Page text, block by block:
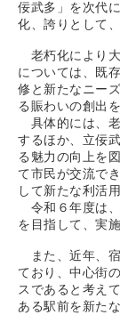
佞武多」を次代
化、誇りとして
老朽化により
については、既
修と新たなニー
る賑わいの創出
具体的には、
するほか、立佞
る魅力の向上を
て市民が交流で
して新たな利活
令和６年度は
を目指して、実
また、近年、
ており、中心街
スであると考え
ある駅前を新た